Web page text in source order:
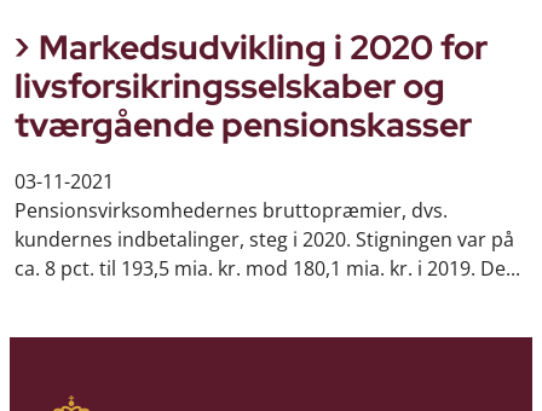
Markedsudvikling i 2020 for
livsforsikringsselskaber og
tværgående pensionskasser
03-11-2021
Pensionsvirksomhedernes bruttopræmier, dvs.
kundernes indbetalinger, steg i 2020. Stigningen var på
ca. 8 pct. til 193,5 mia. kr. mod 180,1 mia. kr. i 2019. De...